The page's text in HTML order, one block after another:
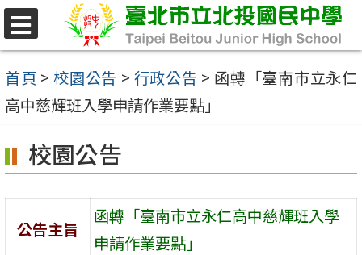
跳
至
主
要
容
區
首頁 > 校園公告 > 行政公告 > 函轉「臺南市立永仁
高中慈輝班入學申請作業要點」
校園公告
公告主旨
函轉「臺南市立永仁高中慈輝班入學
申請作業要點」
選
單